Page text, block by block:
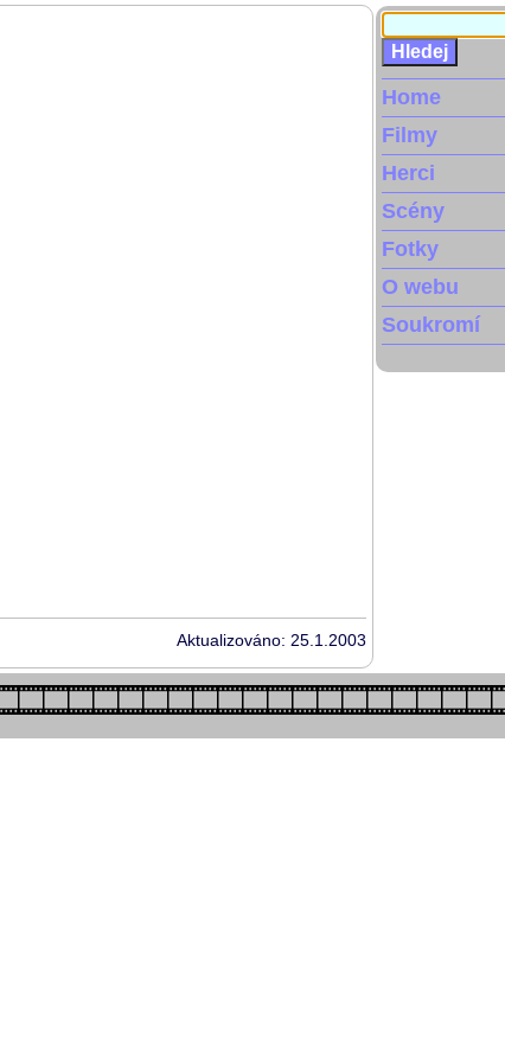
Aktualizováno: 25.1.2003
Home
Filmy
Herci
Scény
Fotky
O webu
Soukromí